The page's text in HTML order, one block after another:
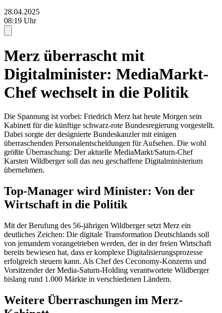
28.04.2025
08:19 Uhr
Merz überrascht mit
Digitalminister: MediaMarkt-
Chef wechselt in die Politik
Die Spannung ist vorbei: Friedrich Merz hat heute Morgen sein
Kabinett für die künftige schwarz-rote Bundesregierung vorgestellt.
Dabei sorgte der designierte Bundeskanzler mit einigen
überraschenden Personalentscheidungen für Aufsehen. Die wohl
größte Überraschung: Der aktuelle MediaMarkt/Saturn-Chef
Karsten Wildberger soll das neu geschaffene Digitalministerium
übernehmen.
Top-Manager wird Minister: Von der
Wirtschaft in die Politik
Mit der Berufung des 56-jährigen Wildberger setzt Merz ein
deutliches Zeichen: Die digitale Transformation Deutschlands soll
von jemandem vorangetrieben werden, der in der freien Wirtschaft
bereits bewiesen hat, dass er komplexe Digitalisierungsprozesse
erfolgreich steuern kann. Als Chef des Ceconomy-Konzerns und
Vorsitzender der Media-Saturn-Holding verantwortete Wildberger
bislang rund 1.000 Märkte in verschiedenen Ländern.
Weitere Überraschungen im Merz-